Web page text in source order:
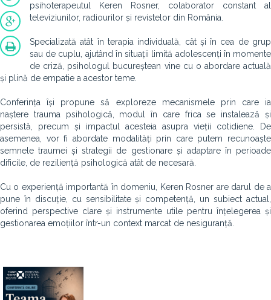
psihoterapeutul Keren Rosner, colaborator constant al
televiziunilor, radiourilor și revistelor din România.
Specializată atât în terapia individuală, cât și în cea de grup
sau de cuplu, ajutând în situații limită adolescenți în momente
de criză, psihologul bucureștean vine cu o abordare actuală
și plină de empatie a acestor teme.
Conferința își propune să exploreze mecanismele prin care ia
naștere trauma psihologică, modul în care frica se instalează și
persistă, precum și impactul acesteia asupra vieții cotidiene. De
asemenea, vor fi abordate modalități prin care putem recunoaște
semnele traumei și strategii de gestionare și adaptare în perioade
dificile, de reziliență psihologică atât de necesară.
Cu o experiență importantă în domeniu, Keren Rosner are darul de a
pune în discuție, cu sensibilitate și competență, un subiect actual,
oferind perspective clare și instrumente utile pentru înțelegerea și
gestionarea emoțiilor într-un context marcat de nesiguranță.